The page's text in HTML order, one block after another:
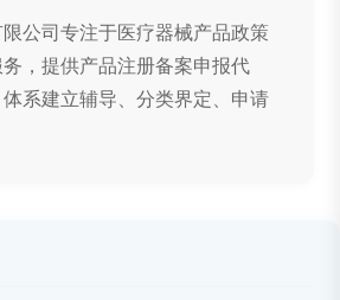
公司专注于医疗器械产品政策
，提供产品注册备案申报代
系建立辅导、分类界定、申请